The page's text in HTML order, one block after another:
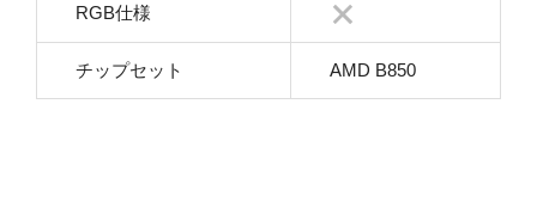
RGB仕様
チップセット AMD B850